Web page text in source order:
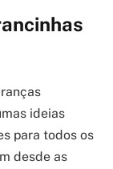
ideias
para todos os
desde as